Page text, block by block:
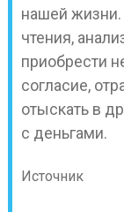
нашей жизни.
чтения,
приобрести
согласие,
отыскать в
с деньгами.
Источник